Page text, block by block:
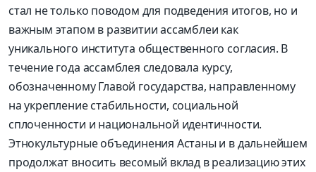
стал не только поводом для подведения итогов, но и
важным этапом в развитии ассамблеи как
уникального института общественного согласия. В
течение года ассамблея следовала курсу,
обозначенному Главой государства, направленному
на укрепление стабильности, социальной
сплоченности и национальной идентичности.
Этнокультурные объединения Астаны и в дальнейшем
продолжат вносить весомый вклад в реализацию этих